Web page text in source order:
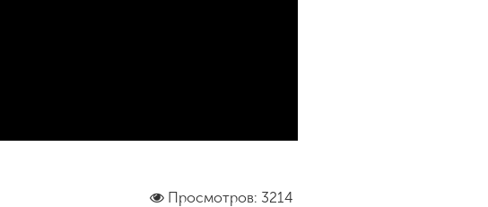
Просмотров: 3214